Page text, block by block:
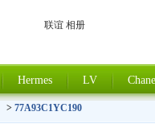
联谊 相册
Hermes LV
> 77A93C1YC190